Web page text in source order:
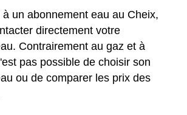
un abonnement eau au Cheix,
directement votre
Contrairement au gaz et à
pas possible de choisir son
ou de comparer les prix des